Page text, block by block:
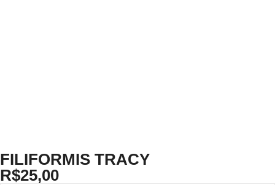
FILIFORMIS TRACY
R$25,00